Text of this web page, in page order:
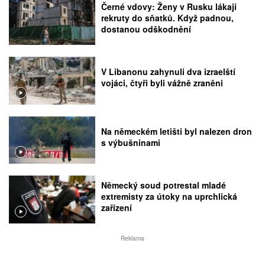
Černé vdovy: Ženy v Rusku lákají
rekruty do sňatků. Když padnou,
dostanou odškodnění
V Libanonu zahynuli dva izraelští
vojáci, čtyři byli vážně zraněni
Na německém letišti byl nalezen dron
s výbušninami
Německý soud potrestal mladé
extremisty za útoky na uprchlická
zařízení
Reklama